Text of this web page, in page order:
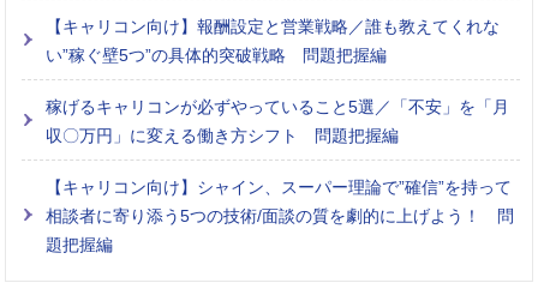
【キャリコン向け】報酬設定と営業戦略／誰も教えてくれな
い”稼ぐ壁5つ”の具体的突破戦略 問題把握編
稼げるキャリコンが必ずやっていること5選／「不安」を「月
収〇万円」に変える働き方シフト 問題把握編
【キャリコン向け】シャイン、スーパー理論で”確信”を持って
相談者に寄り添う5つの技術/面談の質を劇的に上げよう！ 問
題把握編